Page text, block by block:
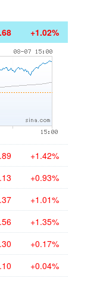
+1.02%
+1.42%
+0.93%
+1.01%
+1.35%
+0.17%
+0.04%